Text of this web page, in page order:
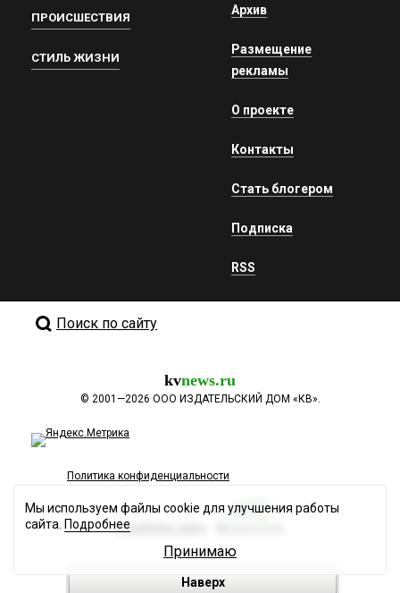
ПРОИСШЕСТВИЯ
СТИЛЬ ЖИЗНИ
Архив
Размещение
рекламы
О проекте
Контакты
Стать блогером
Подписка
RSS
Поиск по сайту
kvnews.ru
© 2001—2026 ООО ИЗДАТЕЛЬСКИЙ ДОМ «КВ».
Политика конфиденциальности
Разработка сайта
Наверх
Мы используем файлы cookie для улучшения работы
сайта. Подробнее
Принимаю